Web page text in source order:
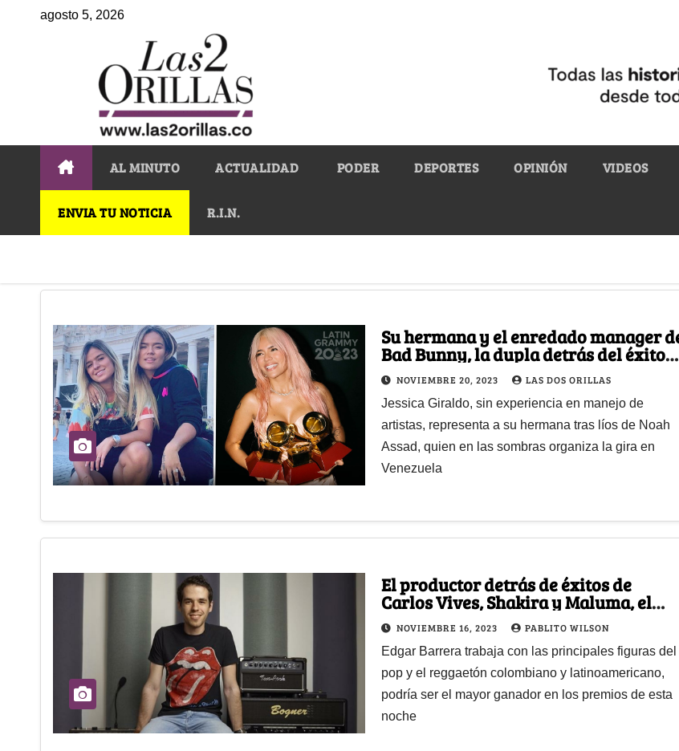
agosto 5, 2026
AL MINUTO ACTUALIDAD PODER DEPORTES OPINIÓN VIDEOS
ENVIA TU NOTICIA R.I.N.
Su hermana y el enredado manager
Bad Bunny, la dupla detrás del éxito
de Karol G
NOVIEMBRE 20, 2023 LAS DOS ORILLAS
Jessica Giraldo, sin experiencia en manejo de
artistas, representa a su hermana tras líos de Noah
Assad, quien en las sombras organiza la gira en
Venezuela
El productor detrás de éxitos de
Carlos Vives, Shakira y Maluma, el
más nominado en los Latin Grammys
NOVIEMBRE 16, 2023 PABLITO WILSON
Edgar Barrera trabaja con las principales figuras del
pop y el reggaetón colombiano y latinoamericano,
podría ser el mayor ganador en los premios de esta
noche